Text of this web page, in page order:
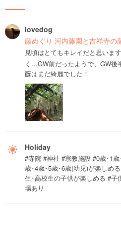
lovedog
藤めぐり 河内藤園と吉祥寺の
見頃はとてもキレイだと思いま
く…GW前だったようで、GW後
藤はまだ綺麗でした！
Holiday
#寺院 #神社 #宗教施設 #0歳･1
歳･4歳･5歳･6歳(幼児)が楽しめ
生･高校生の子供が楽しめる #
場あり